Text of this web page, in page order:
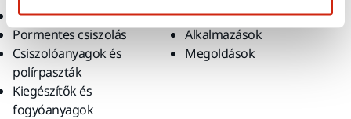
Elektromos szerszámok
Pormentes csiszolás
Csiszolóanyagok és
polírpaszták
Kiegészítők és
fogyóanyagok
Iparágak
Alkalmazások
Megoldások